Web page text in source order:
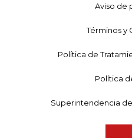
Aviso de
Términos y
Política de
Política
Superintendencia